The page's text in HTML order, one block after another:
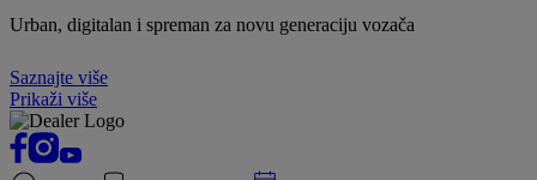
Urban, digitalan i spreman za novu generaciju vozača
Saznajte više
Prikaži više